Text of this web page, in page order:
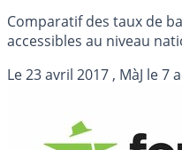
Comparatif des taux de
accessibles au niveau
Le23 avril 2017 , MàJ le7